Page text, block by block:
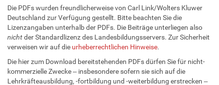
Die PDFs wurden freundlicherweise von Carl Link/Wolters Kluwer
Deutschland zur Verfügung gestellt. Bitte beachten Sie die
Lizenzangaben unterhalb der PDFs. Die Beiträge unterliegen also
nichtder Standardlizenz des Landesbildungsservers. Zur Sicherheit
verweisen wir auf die urheberrechtlichen Hinweise.
Die hier zum Download bereitstehenden PDFs dürfen Sie für nicht-
kommerzielle Zwecke ‒ insbesondere sofern sie sich auf die
Lehrkräfteausbildung, -fortbildung und -weiterbildung erstrecken ‒